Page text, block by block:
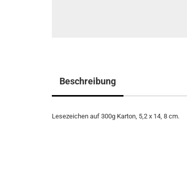
Beschreibung
Lesezeichen auf 300g Karton, 5,2 x 14, 8 cm.